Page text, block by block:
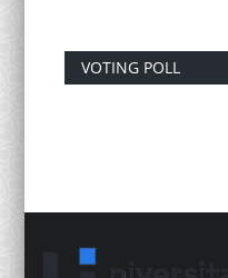
VOTING POLL